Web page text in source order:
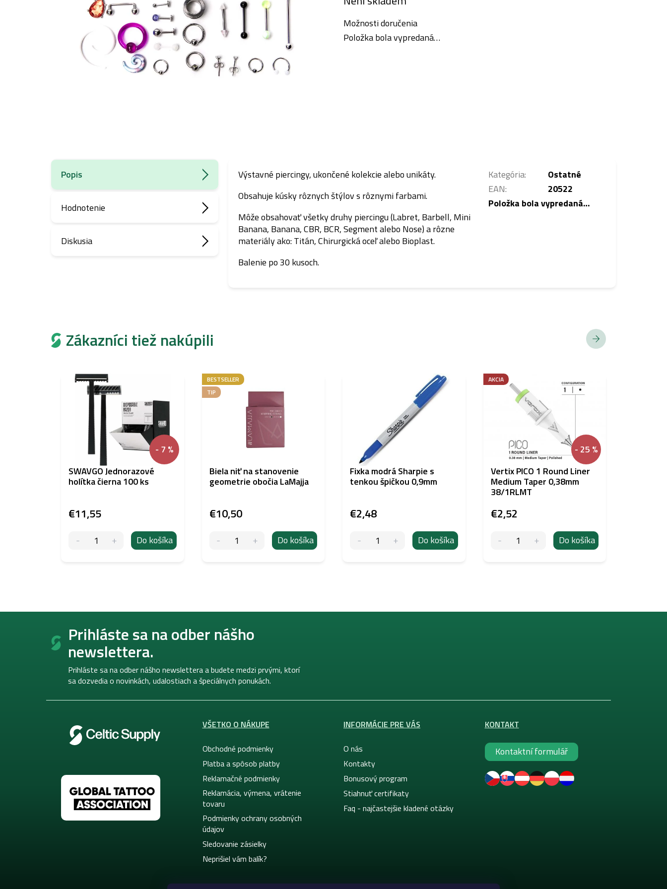
Možnosti doručenia
Položka bola vypredaná…
Popis
Hodnotenie
Diskusia
Výstavné piercingy, ukončené kolekcie alebo unikáty.
Obsahuje kúsky rôznych štýlov s rôznymi farbami.
Môže obsahovať všetky druhy piercingu (Labret, Barbell, Mini
Banana, Banana, CBR, BCR, Segment alebo Nose) a rôzne
materiály ako: Titán, Chirurgická oceľ alebo Bioplast.
Balenie po 30 kusoch.
Kategória:
Ostatné
EAN:
20522
Položka bola vypredaná…
Zákazníci tiež nakúpili
- 7 %
SWAVGO Jednorazové
holítka čierna 100 ks
€11,55
Do košíka
BESTSELLER
TIP
Biela niť na stanovenie
geometrie obočia LaMajja
€10,50
Do košíka
Fixka modrá Sharpie s
tenkou špičkou 0,9mm
€2,48
Do košíka
- 25 %
AKCIA
Vertix PICO 1 Round Liner
Medium Taper 0,38mm
38/1RLMT
€2,52
Do košíka
Z
Prihláste sa na odber nášho
newslettera.
Prihláste sa na odber nášho newslettera a budete medzi prvými, ktorí
sa dozvedia o novinkách, udalostiach a špeciálnych ponukách.
VŠETKO O NÁKUPE
Obchodné podmienky
Platba a spôsob platby
Reklamačné podmienky
Reklamácia, výmena, vrátenie
tovaru
Podmienky ochrany osobných
údajov
Sledovanie zásielky
Neprišiel vám balík?
INFORMÁCIE PRE VÁS
O nás
Kontakty
Bonusový program
Stiahnuť certifikaty
Faq - najčastejšie kladené otázky
KONTAKT
Kontaktní formulář